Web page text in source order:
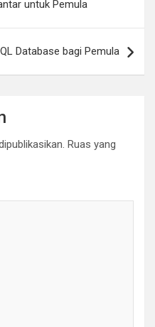
untuk Pemula
Database bagi Pemula
Ruas yang